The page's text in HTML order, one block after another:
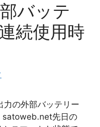
バッテ
続使用時
の外部バッテリー
satoweb.net先日の